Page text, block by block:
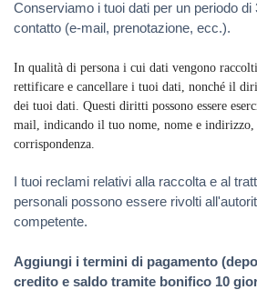
Conserviamo i tuoi dati per un periodo di
contatto (e-mail, prenotazione, ecc.).
In qualità di persona i cui dati vengono
rettificare e cancellare i tuoi dati, nonché il
dei tuoi dati. Questi diritti possono essere
mail, indicando il tuo nome, nome e indirizzo,
corrispondenza.
I tuoi reclami relativi alla raccolta e al
personali possono essere rivolti
competente.
Aggiungi i termini di pagamento
credito e saldo tramite bonifico 10